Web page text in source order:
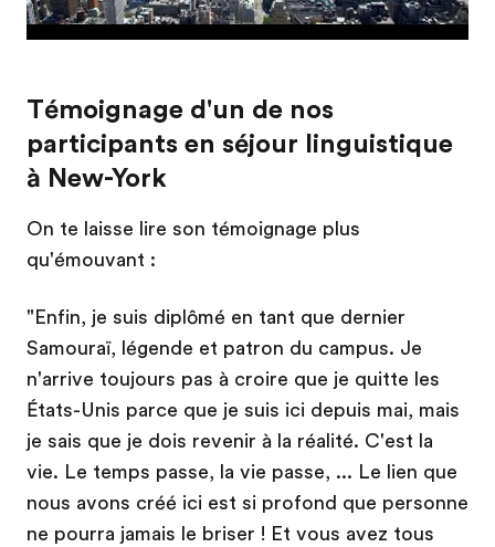
Témoignage d'un de nos
participants en séjour linguistique
à New-York
On te laisse lire son témoignage plus
qu'émouvant :
"Enfin, je suis diplômé en tant que dernier
Samouraï, légende et patron du campus. Je
n'arrive toujours pas à croire que je quitte les
États-Unis parce que je suis ici depuis mai, mais
je sais que je dois revenir à la réalité. C'est la
vie. Le temps passe, la vie passe, ... Le lien que
nous avons créé ici est si profond que personne
ne pourra jamais le briser ! Et vous avez tous